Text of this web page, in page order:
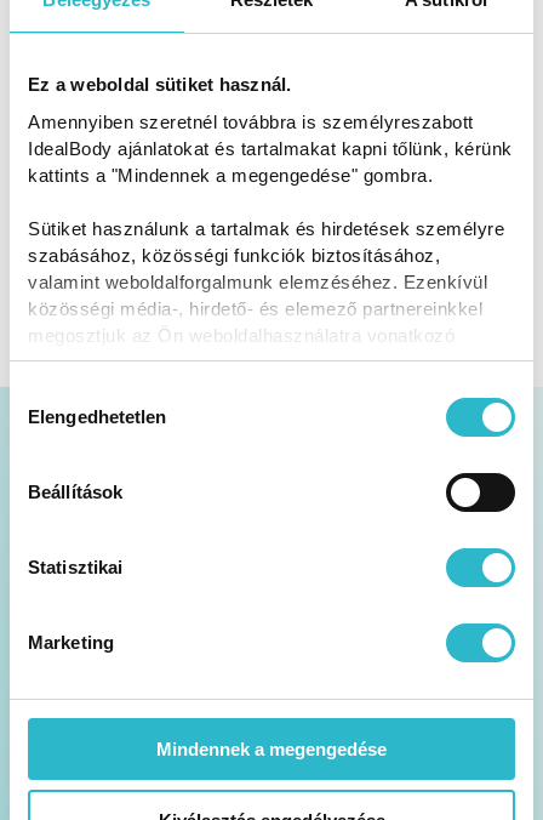
Ez a weboldal sütiket használ.
Amennyiben szeretnél továbbra is személyreszabott
IdealBody ajánlatokat és tartalmakat kapni tőlünk, kérünk
kattints a "Mindennek a megengedése" gombra.
Sütiket használunk a tartalmak és hirdetések személyre
szabásához, közösségi funkciók biztosításához,
valamint weboldalforgalmunk elemzéséhez. Ezenkívül
közösségi média-, hirdető- és elemező partnereinkkel
megosztjuk az Ön weboldalhasználatra vonatkozó
adatait, akik kombinálhatják az adatokat más olyan
Ön által használt más szolgáltatásokból gyűjtöttek.
Hozzájárulás
kiválasztása
Elengedhetetlen
Beállítások
Statisztikai
Marketing
Mindennek a megengedése
Legfrissebb akcióinkról is értesítünk